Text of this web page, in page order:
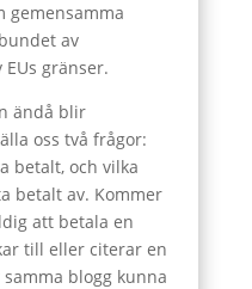
gemensamma
av
gränser.
ändå blir
oss två frågor:
betalt, och vilka
betalt av. Kommer
att betala en
till eller citerar en
blogg kunna